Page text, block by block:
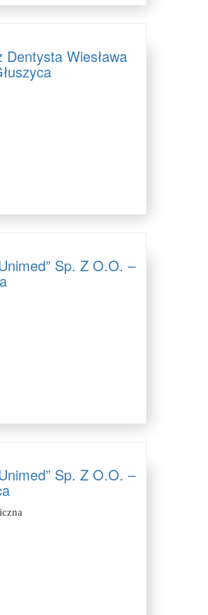
Wiesława
Sp. Z O.O. –
Sp. Z O.O. –